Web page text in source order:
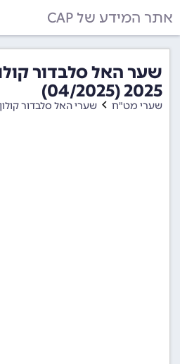
אתר המידע של CAP
שער האל סלבדור
2025 (04/2025)
שערי מט"ח שערי האל סלבדור קולון